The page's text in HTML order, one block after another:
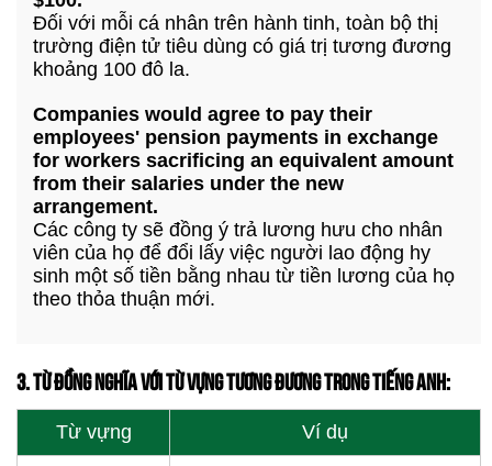
Đối với mỗi cá nhân trên hành tinh, toàn bộ thị
trường điện tử tiêu dùng có giá trị tương đương
khoảng 100 đô la.
Companies would agree to pay their
employees' pension payments in exchange
for workers sacrificing an equivalent amount
from their salaries under the new
arrangement.
Các công ty sẽ đồng ý trả lương hưu cho nhân
viên của họ để đổi lấy việc người lao động hy
sinh một số tiền bằng nhau từ tiền lương của họ
theo thỏa thuận mới.
3. TỪ ĐỒNG NGHĨA VỚI TỪ VỰNG TƯƠNG ĐƯƠNG TRONG TIẾNG ANH:
Từ vựng Ví dụ